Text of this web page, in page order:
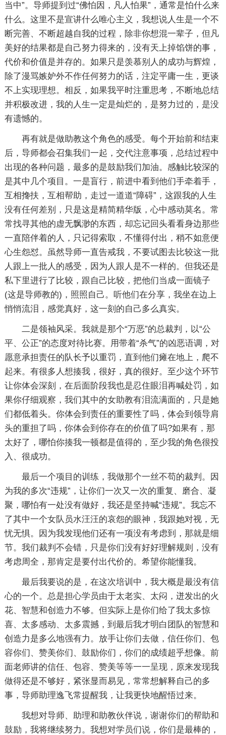
当中”。导师提到过“佛怕因，凡人怕果”，通常是怕什么来
什么。这里不是宣讲什么唯心主义，我想说人生是一个不
断完善、不断超越自我的过程，除非你想混一辈子，但凡
美好的结果都是自己努力得来的，没有天上掉馅饼的事，
代价和价值是并存的。如果只是羡慕别人的成功与辉煌，
除了漫骂嫉妒外不作任何努力的话，注定平庸一生，更谈
不上实现理想。相反，如果我平时注重思考，不断地总结
并积极改进，我的人生一定是灿烂的，是努力过的，是没
有遗憾的。
再有就是做助教这个角色的感受。每个开始前和结束
后，导师都会召集我们一起，交代注意事项，总结过程中
出现的各种问题，最多的是鼓励我们加油。感触比较深的
是其中几个项目。一是盲行，前进中看到他们手牵着手，
互相搀扶，互相帮助，走过一道道“障碍”，这跟我的人生
没有任何差别，只是这是精简精华版，心中感动莫名。常
常找寻其他的虚无飘渺的东西，却忘记回头看看身边那些
一直陪伴着的人，只记得索取，不懂得付出，稍不如意便
心生怨怼。虽然导师一直告戒我，不要试图去比较这一批
人跟上一批人的感受，因为人跟人是不一样的。但我还是
私下里进行了比较，跟自己比较，把他们当成一面镜子
(这是导师教的)，照照自己。听他们在分享，我坐在边上
悄悄流泪，感觉真好，这一刻的自己多么真实。
二是领袖风采。我就是那个“万恶”的总裁判，以“公
平、公正”的态度对待比赛。用带着“杀气”的凶恶语调，对
愿意承担责任的队长予以重罚，直到他们瘫在地上，爬不
起来。有很多人想揍我，很好，真的很好。至少这个环节
让你体会深刻，在后面阶段我也是忍住眼泪再喊处罚，如
果你仔细观察，我们其中的女助教有泪流满面的，只是她
们都低着头。你体会到责任的重要性了吗，体会到领导肩
头的重担了吗，你体会到你存在的价值了吗?如果有，那
太好了，哪怕你揍我一顿都是值得的，至少我的角色很投
入、很成功。
最后一个项目的训练，我做那个一丝不苟的裁判。因
为我的多次“违规”，让你们一次又一次的重复、磨合、凝
聚，哪怕有一处没有做好，我还是坚持喊“违规”。我忘不
了其中一个女队员水汪汪的哀怨的眼神，我跟她对视，无
忧无惧。因为我发现他们还有一项没有考虑到，那就是细
节。我们裁判不会错，只是你们没有好好理解规则，没有
考虑周全，那肯定是要付出代价的。希望你能懂我。
最后我要说的是，在这次培训中，我大概是最没有信
心的一个。总是担心学员由于太老实、太闷，迸发出的火
花、智慧和创造力不够。但实际上是你们给了我太多惊
喜、太多感动、太多震撼，到最后我才明白团队的智慧和
创造力是多么地强有力。放手让你们去做，信任你们、包
容你们、赞美你们、鼓励你们，你们的成绩超乎想像。前
面老师讲的信任、包容、赞美等等一一呈现，原来发现我
做得还是不够好，紧张显而易见，常常想解释自己的多
事，导师助理逸飞常提醒我，让我更快地醒悟过来。
我想对导师、助理和助教伙伴说，谢谢你们的帮助和
鼓励，我将继续努力。我想对学员们说，你们是最棒的，